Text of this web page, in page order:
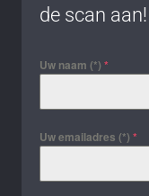
de scan aan!
Uw naam (*) *
Uw emailadres (*) *